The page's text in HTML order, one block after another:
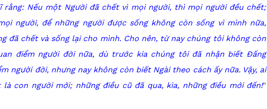
rằng: Nếu một Người đã chết vì mọi người, thì mọi người đều chết;
người, để những người được sống không còn sống vì mình nữa,
đã chết và sống lại cho mình. Cho nên, từ nay chúng tôi không còn
điểm người đời nữa, dù trước kia chúng tôi đã nhận biết Đấng
người đời, nhưng nay không còn biết Ngài theo cách ấy nữa. Vậy, ai
con người mới; những điều cũ đã qua, kìa, những điều mới đến!”